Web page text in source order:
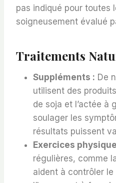
pas indiqué pour toutes
soigneusement évalué
Traitements
Suppléments : De
utilisent des
de soja et l’actée à
soulager les
résultats puissent
Exercices
régulières, comme
aident à contrôler